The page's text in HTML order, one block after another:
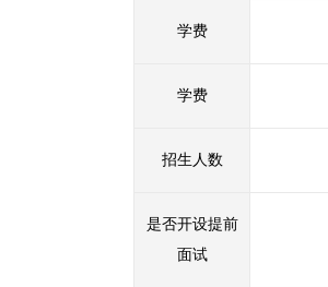
学费
学费
招生人数
是否开设提前
面试